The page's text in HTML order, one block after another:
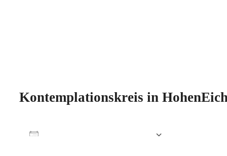
Kontemplationskreis in